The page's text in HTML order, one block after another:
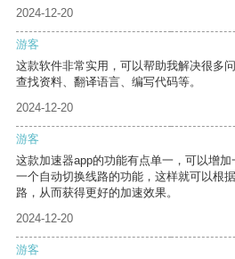
2024-12-20
游客
这款软件非常实用，可以帮助我解决很多
查找资料、翻译语言、编写代码等。
2024-12-20
游客
这款加速器app的功能有点单一，可以增
一个自动切换线路的功能，这样就可以根
路，从而获得更好的加速效果。
2024-12-20
游客